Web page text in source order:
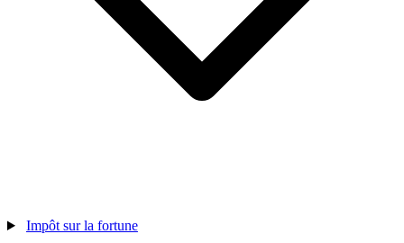
Impôt sur la fortune